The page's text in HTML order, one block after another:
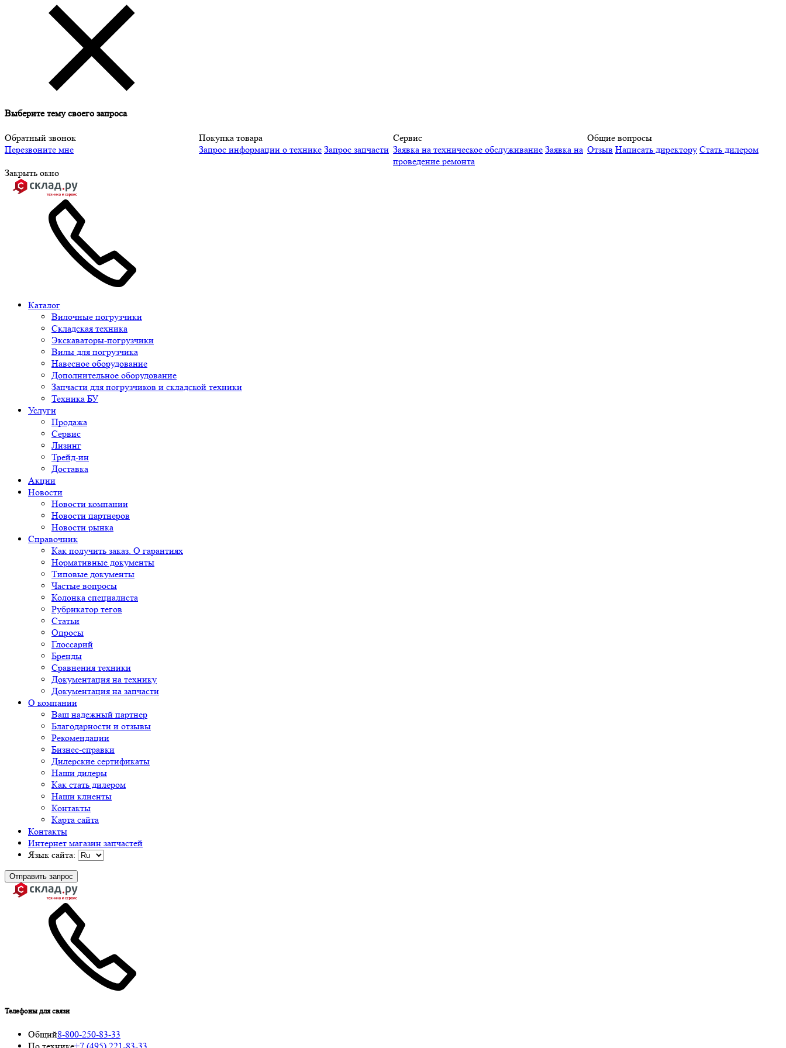
Выберите тему своего запроса
Обратный звонок
Перезвоните мне
Покупка товара
Запрос информации о технике Запрос запчасти
Сервис
Заявка на техническое обслуживание Заявка на
проведение ремонта
Общие вопросы
Отзыв Написать директору Стать дилером
Закрыть окно
Каталог
Вилочные погрузчики
Складская техника
Экскаваторы-погрузчики
Вилы для погрузчика
Навесное оборудование
Дополнительное оборудование
Запчасти для погрузчиков и складской техники
Техника БУ
Услуги
Продажа
Сервис
Лизинг
Трейд-ин
Доставка
Акции
Новости
Новости компании
Новости партнеров
Новости рынка
Справочник
Как получить заказ. О гарантиях
Нормативные документы
Типовые документы
Частые вопросы
Колонка специалиста
Рубрикатор тегов
Статьи
Опросы
Глоссарий
Бренды
Сравнения техники
Документация на технику
Документация на запчасти
О компании
Ваш надежный партнер
Благодарности и отзывы
Рекомендации
Бизнес-справки
Дилерские сертификаты
Наши дилеры
Как стать дилером
Наши клиенты
Контакты
Карта сайта
Контакты
Интернет магазин запчастей
Язык сайта:
Отправить запрос
Телефоны для связи
Общий8-800-250-83-33